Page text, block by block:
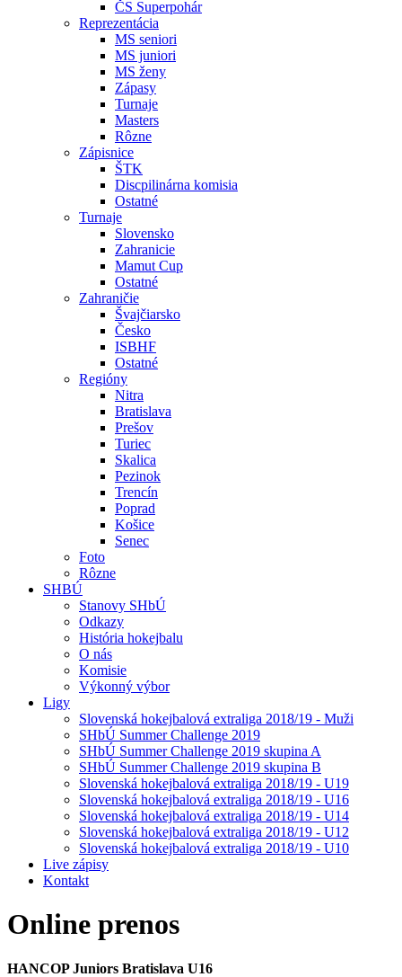
ČS Superpohár
Reprezentácia
MS seniori
MS juniori
MS ženy
Zápasy
Turnaje
Masters
Rôzne
Zápisnice
ŠTK
Discpilinárna komisia
Ostatné
Turnaje
Slovensko
Zahranicie
Mamut Cup
Ostatné
Zahraničie
Švajčiarsko
Česko
ISBHF
Ostatné
Regióny
Nitra
Bratislava
Prešov
Turiec
Skalica
Pezinok
Trencín
Poprad
Košice
Senec
Foto
Rôzne
SHBÚ
Stanovy SHbÚ
Odkazy
História hokejbalu
O nás
Komisie
Výkonný výbor
Ligy
Slovenská hokejbalová extraliga 2018/19 - Muži
SHbÚ Summer Challenge 2019
SHbÚ Summer Challenge 2019 skupina A
SHbÚ Summer Challenge 2019 skupina B
Slovenská hokejbalová extraliga 2018/19 - U19
Slovenská hokejbalová extraliga 2018/19 - U16
Slovenská hokejbalová extraliga 2018/19 - U14
Slovenská hokejbalová extraliga 2018/19 - U12
Slovenská hokejbalová extraliga 2018/19 - U10
Live zápisy
Kontakt
Online prenos
HANCOP Juniors Bratislava U16